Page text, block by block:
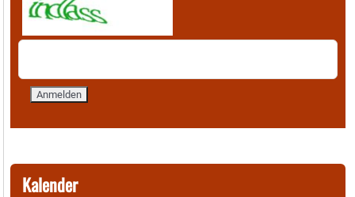
Kalender